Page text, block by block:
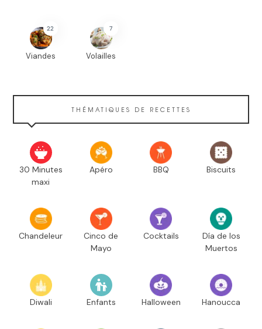
22
Viandes
7
Volailles
THÉMATIQUES DE RECETTES
30 Minutes
maxi
Apéro BBQ Biscuits
Chandeleur
Cinco de
Mayo
Cocktails
Día de los
Muertos
Diwali Enfants Halloween Hanoucca